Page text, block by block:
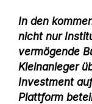
In den
nicht nur
vermögende
Kleinanleger
Investment
Plattform